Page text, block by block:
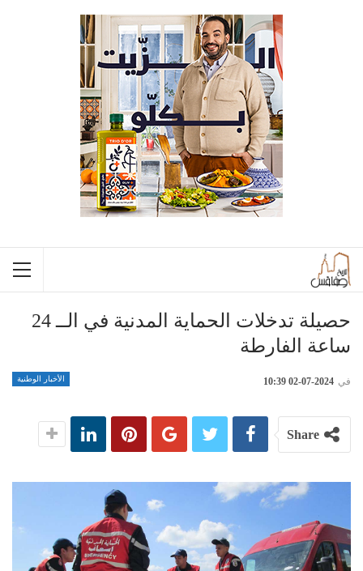
حصيلة تدخلات الحماية المدنية في الــ 24
ساعة الفارطة
الأخبار الوطنية في 2024-07-02 10:39
Share